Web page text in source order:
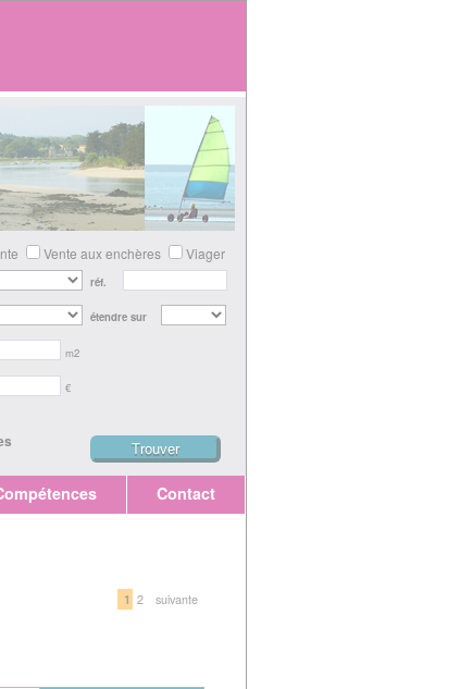
Vente aux enchères Viager
réf.
étendre sur
m2
€
Contact
1 2 suivante